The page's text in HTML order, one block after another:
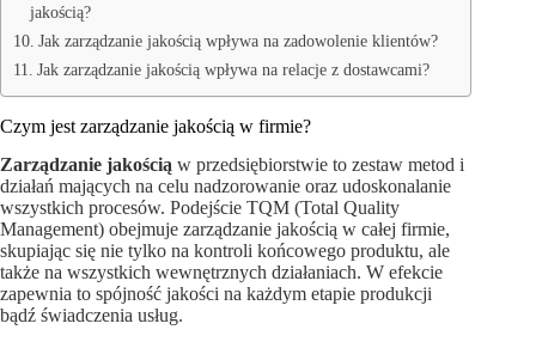
jakością?
Jak zarządzanie jakością wpływa na zadowolenie klientów?
Jak zarządzanie jakością wpływa na relacje z dostawcami?
Czym jest zarządzanie jakością w firmie?
Zarządzanie jakością w przedsiębiorstwie to zestaw metod i
działań mających na celu nadzorowanie oraz udoskonalanie
wszystkich procesów. Podejście TQM (Total Quality
Management) obejmuje zarządzanie jakością w całej firmie,
skupiając się nie tylko na kontroli końcowego produktu, ale
także na wszystkich wewnętrznych działaniach. W efekcie
zapewnia to spójność jakości na każdym etapie produkcji
bądź świadczenia usług.